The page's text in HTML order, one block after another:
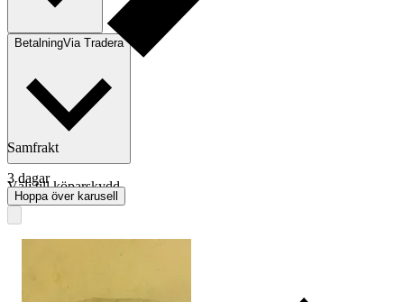
BetalningVia Tradera
Välj till köparskydd
Samfrakt
3 dagar
Hoppa över karusell